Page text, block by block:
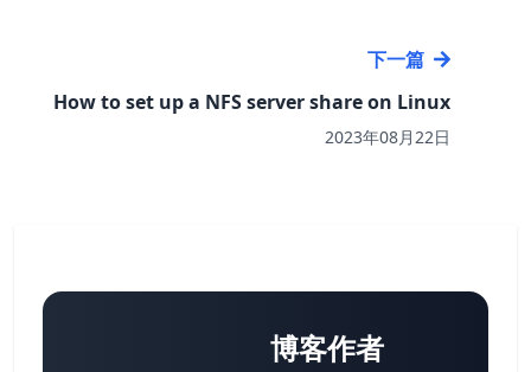
下一篇
How to set up a NFS server share on Linux
2023年08月22日
博客作者